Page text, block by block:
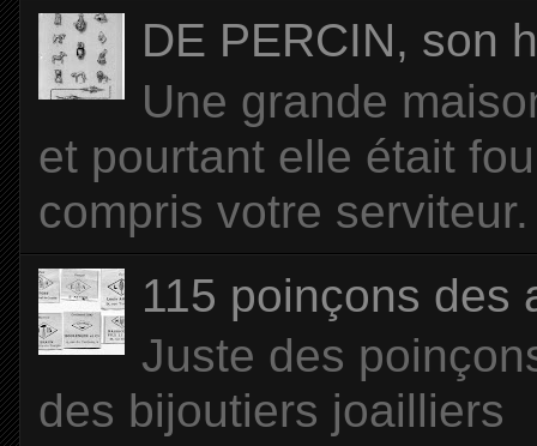
DE PERCIN, son
Une grande
et pourtant elle était
compris votre
115 poinçons des
Juste des
des bijoutiers joailliers